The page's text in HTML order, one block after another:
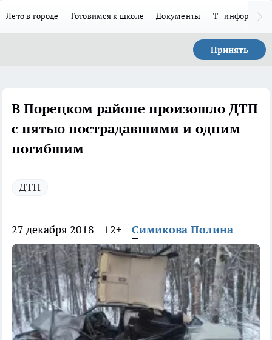
Лето в городе Готовимся к школе Документы Т+
Принять
В Порецком районе произошло ДТП
с пятью пострадавшими и одним
погибшим
ДТП
27 декабря 2018 12+ Симикова Полина